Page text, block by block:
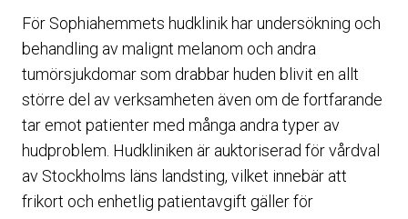
För Sophiahemmets hudklinik har undersökning och
behandling av malignt melanom och andra
tumörsjukdomar som drabbar huden blivit en allt
större del av verksamheten även om de fortfarande
tar emot patienter med många andra typer av
hudproblem. Hudkliniken är auktoriserad för vårdval
av Stockholms läns landsting, vilket innebär att
frikort och enhetlig patientavgift gäller för